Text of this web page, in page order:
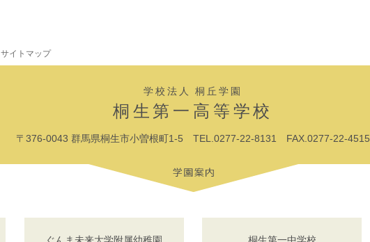
サイトマップ
学校法人 桐丘学園
桐生第一高等学校
〒376-0043 群馬県桐生市小曽根町1-5 TEL.0277-22-8131 FAX.0277-22-4515